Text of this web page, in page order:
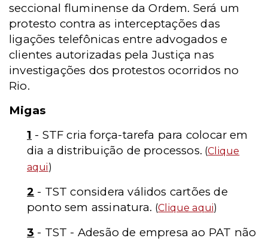
seccional fluminense da Ordem. Será um
protesto contra as interceptações das
ligações telefônicas entre advogados e
clientes autorizadas pela Justiça nas
investigações dos protestos ocorridos no
Rio.
Migas
1 - STF cria força-tarefa para colocar em
dia a distribuição de processos. (Clique
aqui)
2 - TST considera válidos cartões de
ponto sem assinatura. (Clique aqui)
3 - TST - Adesão de empresa ao PAT não